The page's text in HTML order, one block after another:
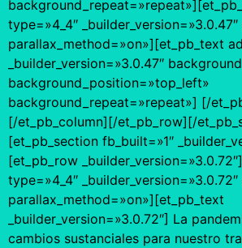
type=»4_4″
parallax_method=»on»][et_pb_text
_builder_version=»3.0.47″
background_position=»top_left»
background_repeat=»repeat»] [/
[/et_pb_column][/et_pb_row][/
[et_pb_section fb_built=»1″
[et_pb_row
type=»4_4″
parallax_method=»on»][et_pb_text
_builder_version=»3.0.72″] La
cambios sustanciales para nuestro